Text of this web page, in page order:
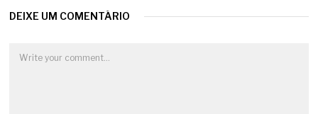
DEIXE UM COMENTÁRIO